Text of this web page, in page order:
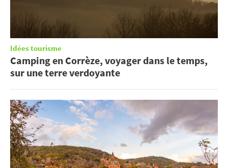
Idées tourisme
Camping en Corrèze, voyager dans le temps,
sur une terre verdoyante